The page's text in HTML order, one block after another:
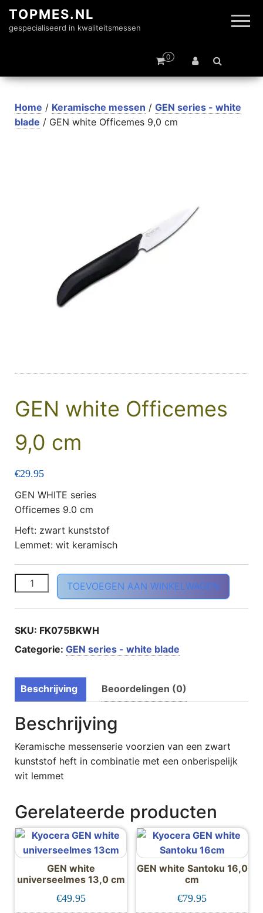
TOPMES.NL
gespecialiseerd in kwaliteitsmessen
0
Home / Keramische messen / GEN series - white
blade / GEN white Officemes 9,0 cm
GEN white Officemes
9,0 cm
€29.95
GEN WHITE series
Officemes 9.0 cm
Heft: zwart kunststof
Lemmet: wit keramisch
GEN white Officemes 9,0 cm aantal
TOEVOEGEN AAN WINKELWAGEN
SKU: FK075BKWH
Categorie: GEN series - white blade
Beschrijving Beoordelingen (0)
Beschrijving
Keramische messenserie voorzien van een zwart
kunststof heft in combinatie met een onberispelijk
wit lemmet
Gerelateerde producten
GEN white
universeelmes 13,0 cm
€49.95
GEN white Santoku 16,0
cm
€79.95